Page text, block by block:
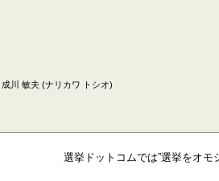
成川 敏夫 (ナリカワ トシオ)
選挙ドットコムでは”選挙をオ